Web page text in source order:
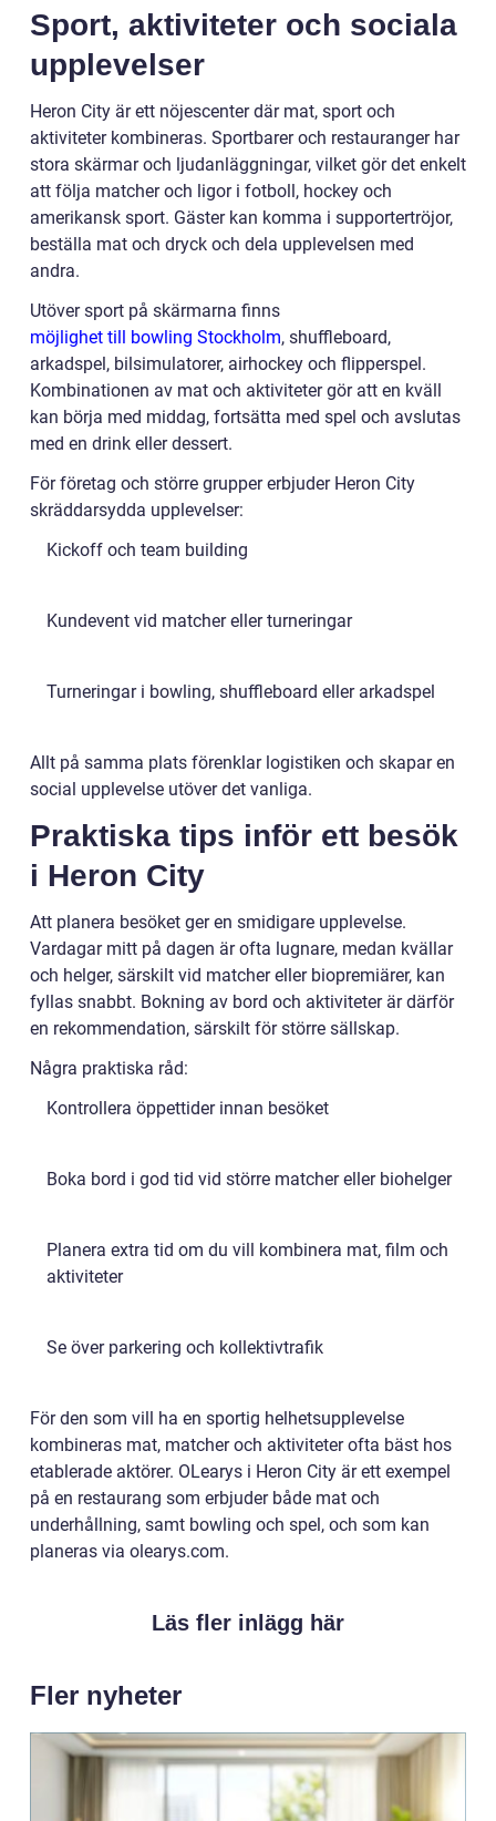
Sport, aktiviteter och sociala
upplevelser
Heron City är ett nöjescenter där mat, sport och
aktiviteter kombineras. Sportbarer och restauranger har
stora skärmar och ljudanläggningar, vilket gör det enkelt
att följa matcher och ligor i fotboll, hockey och
amerikansk sport. Gäster kan komma i supportertröjor,
beställa mat och dryck och dela upplevelsen med
andra.
Utöver sport på skärmarna finns
möjlighet till bowling Stockholm, shuffleboard,
arkadspel, bilsimulatorer, airhockey och flipperspel.
Kombinationen av mat och aktiviteter gör att en kväll
kan börja med middag, fortsätta med spel och avslutas
med en drink eller dessert.
För företag och större grupper erbjuder Heron City
skräddarsydda upplevelser:
Kickoff och team building
Kundevent vid matcher eller turneringar
Turneringar i bowling, shuffleboard eller arkadspel
Allt på samma plats förenklar logistiken och skapar en
social upplevelse utöver det vanliga.
Praktiska tips inför ett besök
i Heron City
Att planera besöket ger en smidigare upplevelse.
Vardagar mitt på dagen är ofta lugnare, medan kvällar
och helger, särskilt vid matcher eller biopremiärer, kan
fyllas snabbt. Bokning av bord och aktiviteter är därför
en rekommendation, särskilt för större sällskap.
Några praktiska råd:
Kontrollera öppettider innan besöket
Boka bord i god tid vid större matcher eller biohelger
Planera extra tid om du vill kombinera mat, film och
aktiviteter
Se över parkering och kollektivtrafik
För den som vill ha en sportig helhetsupplevelse
kombineras mat, matcher och aktiviteter ofta bäst hos
etablerade aktörer. OLearys i Heron City är ett exempel
på en restaurang som erbjuder både mat och
underhållning, samt bowling och spel, och som kan
planeras via olearys.com.
Läs fler inlägg här
Fler nyheter